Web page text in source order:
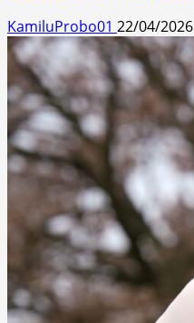
KamiluProbo01 22/04/2026